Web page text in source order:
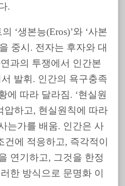
.
‘생본능(Eros)’와 ‘사본
중시. 전자는 후자와 대
과의 투쟁에서 인간본
서 발휘. 인간의 욕구충족
에 따라 달라짐. ‘현실원
압하고, 현실원칙에 따라
는가를 배움. 인간은 사
건에 적응하고, 즉각적이
연기하고, 그것을 한정
한 방식으로 문명화 이